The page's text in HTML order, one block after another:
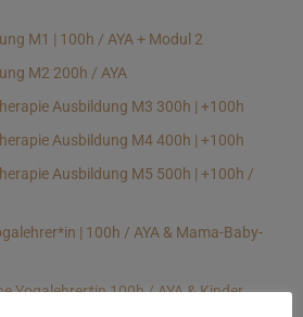
M1 | 100h / AYA + Modul 2
M2 200h / AYA
Ausbildung M3 300h | +100h
Ausbildung M4 400h | +100h
Ausbildung M5 500h | +100h /
| 100h / AYA & Mama-Baby-
Yogalehrer*in 100h / AYA & Kinder